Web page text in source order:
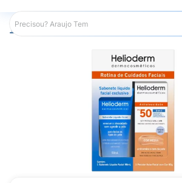
Araujo Beleza e Cuidados